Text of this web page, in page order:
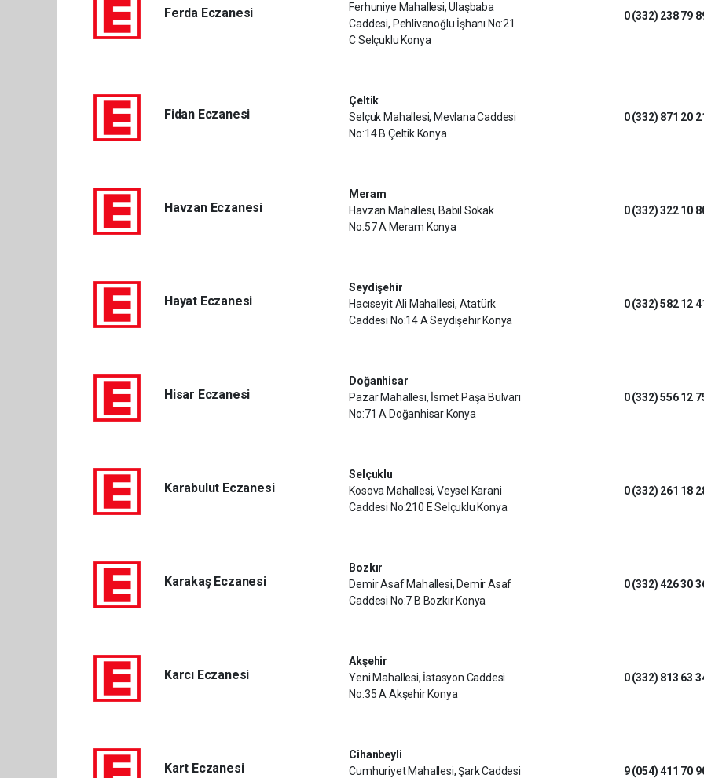
Ferda Eczanesi
Ferhuniye Mahallesi, Ulaşbaba
Caddesi, Pehlivanoğlu İşhanı No:21
C Selçuklu Konya
0 (332) 238 79
Fidan Eczanesi
Çeltik
Selçuk Mahallesi, Mevlana Caddesi
No:14 B Çeltik Konya
0 (332) 871 20
Havzan Eczanesi
Meram
Havzan Mahallesi, Babil Sokak
No:57 A Meram Konya
0 (332) 322 10
Hayat Eczanesi
Seydişehir
Hacıseyit Ali Mahallesi, Atatürk
Caddesi No:14 A Seydişehir Konya
0 (332) 582 12
Hisar Eczanesi
Doğanhisar
Pazar Mahallesi, İsmet Paşa Bulvarı
No:71 A Doğanhisar Konya
0 (332) 556 12
Karabulut Eczanesi
Selçuklu
Kosova Mahallesi, Veysel Karani
Caddesi No:210 E Selçuklu Konya
0 (332) 261 18
Karakaş Eczanesi
Bozkır
Demir Asaf Mahallesi, Demir Asaf
Caddesi No:7 B Bozkır Konya
0 (332) 426 30
Karcı Eczanesi
Akşehir
Yeni Mahallesi, İstasyon Caddesi
No:35 A Akşehir Konya
0 (332) 813 63
Kart Eczanesi
Cihanbeyli
Cumhuriyet Mahallesi, Şark Caddesi
9 (054) 411 70